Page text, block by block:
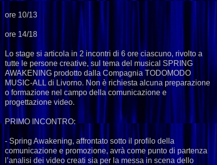
ore 10/13
ore 14/18
Lo stage si articola in 2 incontri di 6 ore ciascuno, rivolto a
tutte le persone creative, sul tema del musical SPRING
AWAKENING prodotto dalla Compagnia TODOMODO
MUSIC-ALL di Livorno. Non è richiesta alcuna preparazione
o formazione nel campo della comunicazione e
progettazione video.
PRIMO INCONTRO:
- Spring Awakening, affrontato sotto il profilo della
comunicazione e promozione, avrà come punto di partenza
l’analisi dei video creati sia per la messa in scena dello